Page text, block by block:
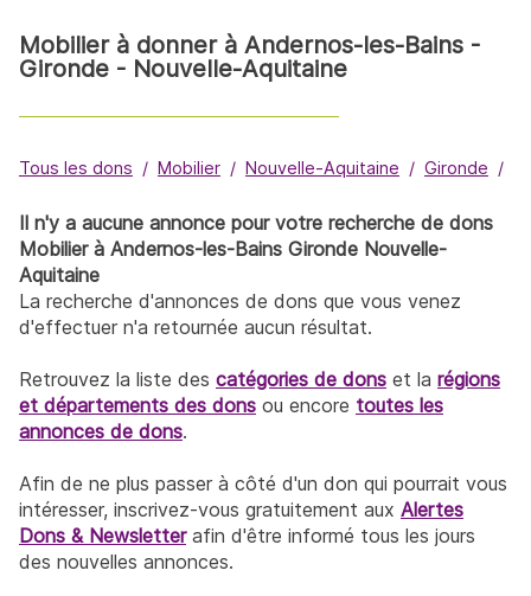
Mobilier à donner à Andernos-les-Bains -
Gironde - Nouvelle-Aquitaine
Tous les dons Mobilier Nouvelle-Aquitaine Gironde
Il n'y a aucune annonce pour votre recherche de dons
Mobilier à Andernos-les-Bains Gironde Nouvelle-
Aquitaine
La recherche d'annonces de dons que vous venez
d'effectuer n'a retournée aucun résultat.
Retrouvez la liste des catégories de dons et la régions
et départements des dons ou encore toutes les
annonces de dons.
Afin de ne plus passer à côté d'un don qui pourrait vous
intéresser, inscrivez-vous gratuitement aux Alertes
Dons & Newsletterafin d'être informé tous les jours
des nouvelles annonces.